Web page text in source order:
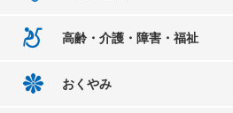
高齢・介護・障害・福祉
おくやみ